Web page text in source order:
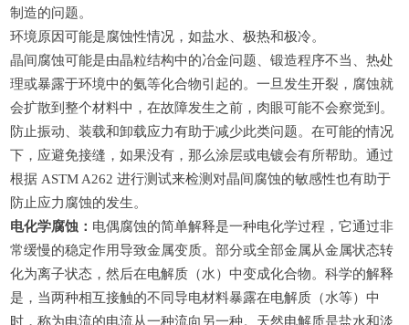
制造的问题。
环境原因可能是腐蚀性情况，如盐水、极热和极冷。
晶间腐蚀可能是由晶粒结构中的冶金问题、锻造程序不当、热处
理或暴露于环境中的氨等化合物引起的。一旦发生开裂，腐蚀就
会扩散到整个材料中，在故障发生之前，肉眼可能不会察觉到。
防止振动、装载和卸载应力有助于减少此类问题。在可能的情况
下，应避免接缝，如果没有，那么涂层或电镀会有所帮助。通过
根据 ASTM A262 进行测试来检测对晶间腐蚀的敏感性也有助于
防止应力腐蚀的发生。
电化学腐蚀： 电偶腐蚀的简单解释是一种电化学过程，它通过非
常缓慢的稳定作用导致金属变质。部分或全部金属从金属状态转
化为离子状态，然后在电解质（水）中变成化合物。科学的解释
是，当两种相互接触的不同导电材料暴露在电解质 （水等）中
时，称为电流的电流从一种流向另一种。天然电解质是盐水和淡